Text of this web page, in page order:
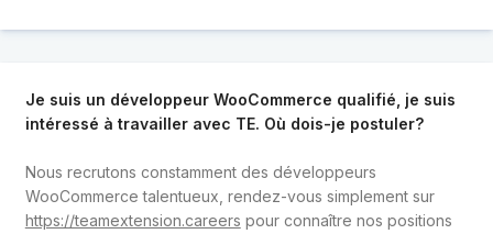
Je suis un développeur WooCommerce qualifié, je suis
intéressé à travailler avec TE. Où dois-je postuler?
Nous recrutons constamment des développeurs
WooCommerce talentueux, rendez-vous simplement sur
https://teamextension.careers pour connaître nos positions